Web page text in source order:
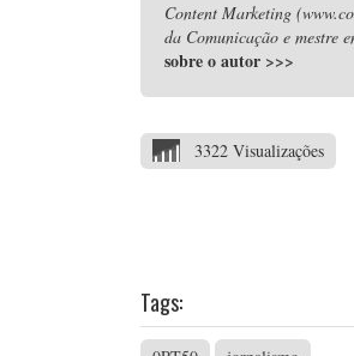
Content Marketing
da Comunicação e mestre
sobre o autor >>>
3322 Visualizações
Tags: